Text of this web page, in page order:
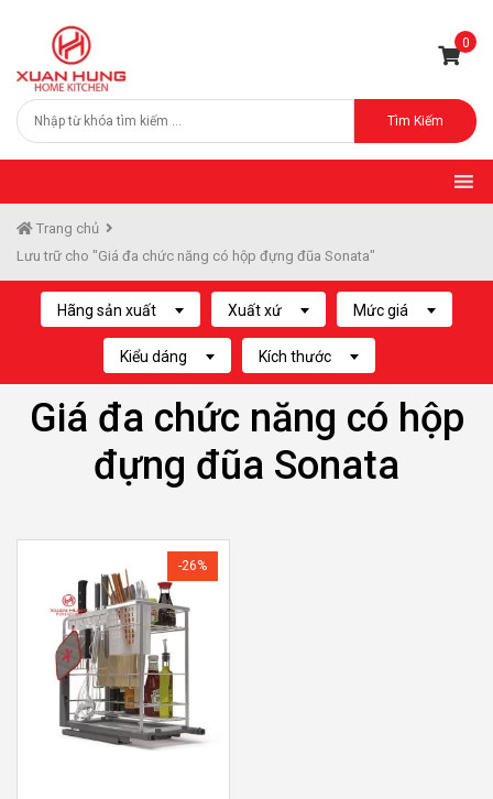
0
Tìm Kiếm
Trang chủ
Lưu trữ cho "Giá đa chức năng có hộp đựng đũa Sonata"
Hãng sản xuất Xuất xứ Mức giá
Kiểu dáng Kích thước
Giá đa chức năng có hộp
đựng đũa Sonata
-26%